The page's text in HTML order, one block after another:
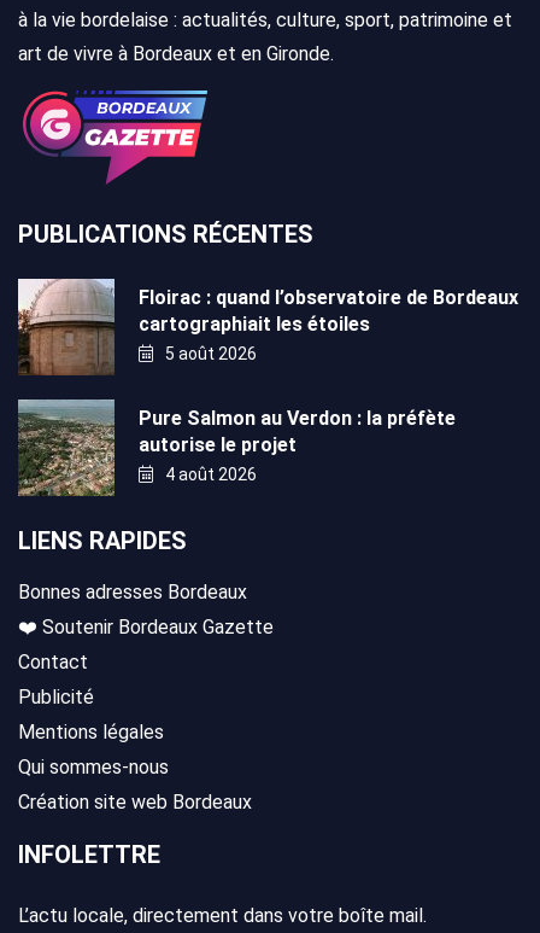
à la vie bordelaise : actualités, culture, sport, patrimoine et
art de vivre à Bordeaux et en Gironde.
PUBLICATIONS RÉCENTES
Floirac : quand l’observatoire de Bordeaux
cartographiait les étoiles
5 août 2026
Pure Salmon au Verdon : la préfète
autorise le projet
4 août 2026
LIENS RAPIDES
Bonnes adresses Bordeaux
❤️ Soutenir Bordeaux Gazette
Contact
Publicité
Mentions légales
Qui sommes-nous
Création site web Bordeaux
INFOLETTRE
L’actu locale, directement dans votre boîte mail.